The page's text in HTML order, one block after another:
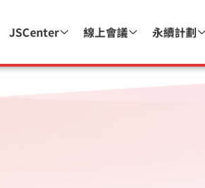
JSCenter 線上會議 永續計劃